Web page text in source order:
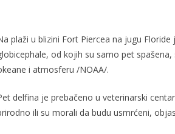
plaži u blizini Fort Piercea na jugu
od kojih su samo pet
i atmosferu /NOAA/.
delfina je prebačeno u veterinarski
ili su morali da budu usmrćeni,